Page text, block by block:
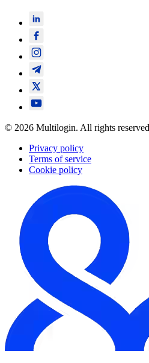
© 2026 Multilogin. All rights
Privacy policy
Terms of service
Cookie policy